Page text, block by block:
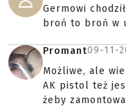
Germowi
broń to broń w
Promant09-11-
Możliwe, ale
AK pistol też
żeby